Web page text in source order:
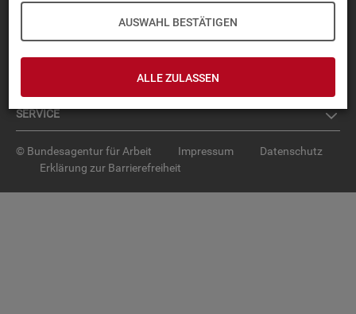
AUSWAHL BESTÄTIGEN
ALLE ZULASSEN
SER­VICE
© Bundesagentur für Arbeit Impressum
Datenschutz
Erklärung zur Barrierefreiheit